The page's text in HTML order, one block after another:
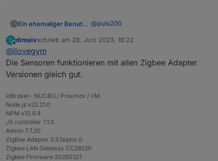
? Ein ehemaliger Benutzer @puls200
bei Conbee bin ich raus... aber mal n
1.8.9 gemacht, oder die latest 1.8.11
D
Offline
dimaivschrieb am 28. Juni 2023, 18:22
zuletzt editiert von
@ilovegym
Die Sensoren funktionieren mit allen Zigbee Adapter
Versionen gleich gut.
ioBroker- NUC8i3 / Proxmox / VM
Node.js v22.21.0
NPM v10.9.4
JS controller 7.1.0
Admin 7.7.20
ZigBee Adapter 3.3.1alpha.0
Zigbee LAN Gateway CC2652P
Zigbee Firmware 20250321